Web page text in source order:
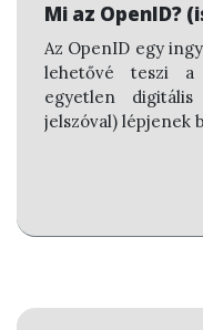
Mi az OpenID?
Az OpenID egy
lehetővé teszi a
egyetlen digitális
jelszóval) lépjenek